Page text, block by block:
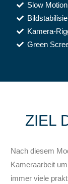
Slow
Kamera-
Green
Nach diesem
Kameraarbeit
immer viele
ZIEL